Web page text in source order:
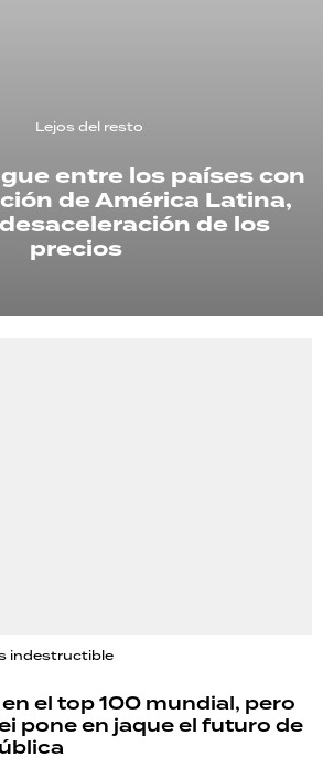
Lejos del resto
entre los países con
de América Latina,
de los
precios
indestructible
el top 100 mundial, pero
pone en jaque el futuro de